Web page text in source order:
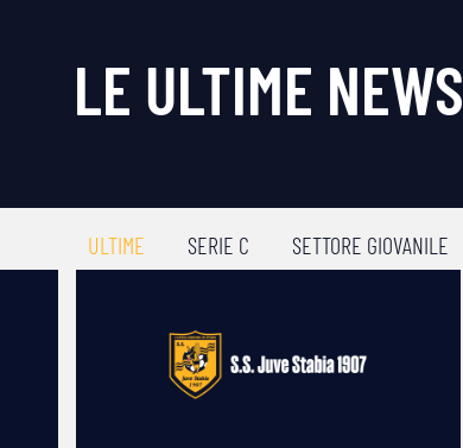
LE ULTIME NEWS
ULTIME SERIE C SETTORE GIOVANILE